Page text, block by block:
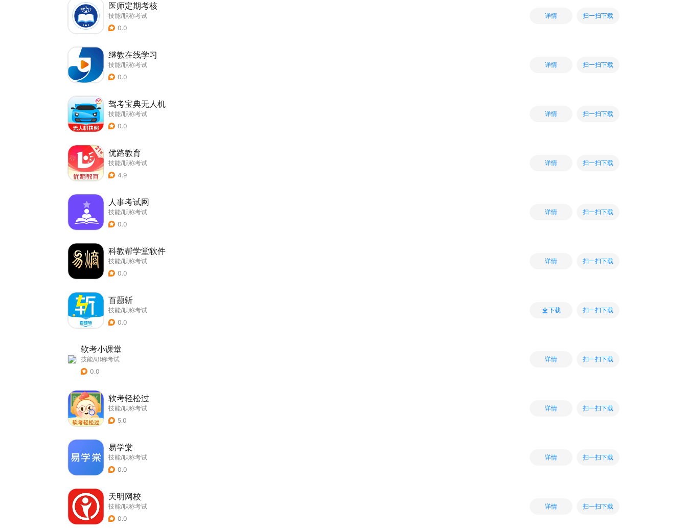
医师定期考核
技能/职称考试
0.0
详情 扫一扫下载
继教在线学习
技能/职称考试
0.0
详情 扫一扫下载
驾考宝典无人机
技能/职称考试
0.0
详情 扫一扫下载
优路教育
技能/职称考试
4.9
详情 扫一扫下载
人事考试网
技能/职称考试
0.0
详情 扫一扫下载
科教帮学堂软件
技能/职称考试
0.0
详情 扫一扫下载
百题斩
技能/职称考试
0.0
下载 扫一扫下载
软考小课堂
技能/职称考试
0.0
详情 扫一扫下载
软考轻松过
技能/职称考试
5.0
详情 扫一扫下载
易学棠
技能/职称考试
0.0
详情 扫一扫下载
天明网校
技能/职称考试
0.0
详情 扫一扫下载